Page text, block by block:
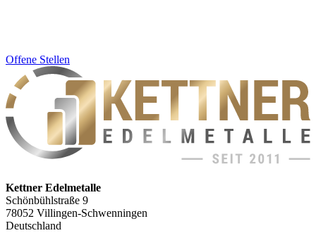
Offene Stellen
Kettner Edelmetalle
Schönbühlstraße 9
78052 Villingen-Schwenningen
Deutschland